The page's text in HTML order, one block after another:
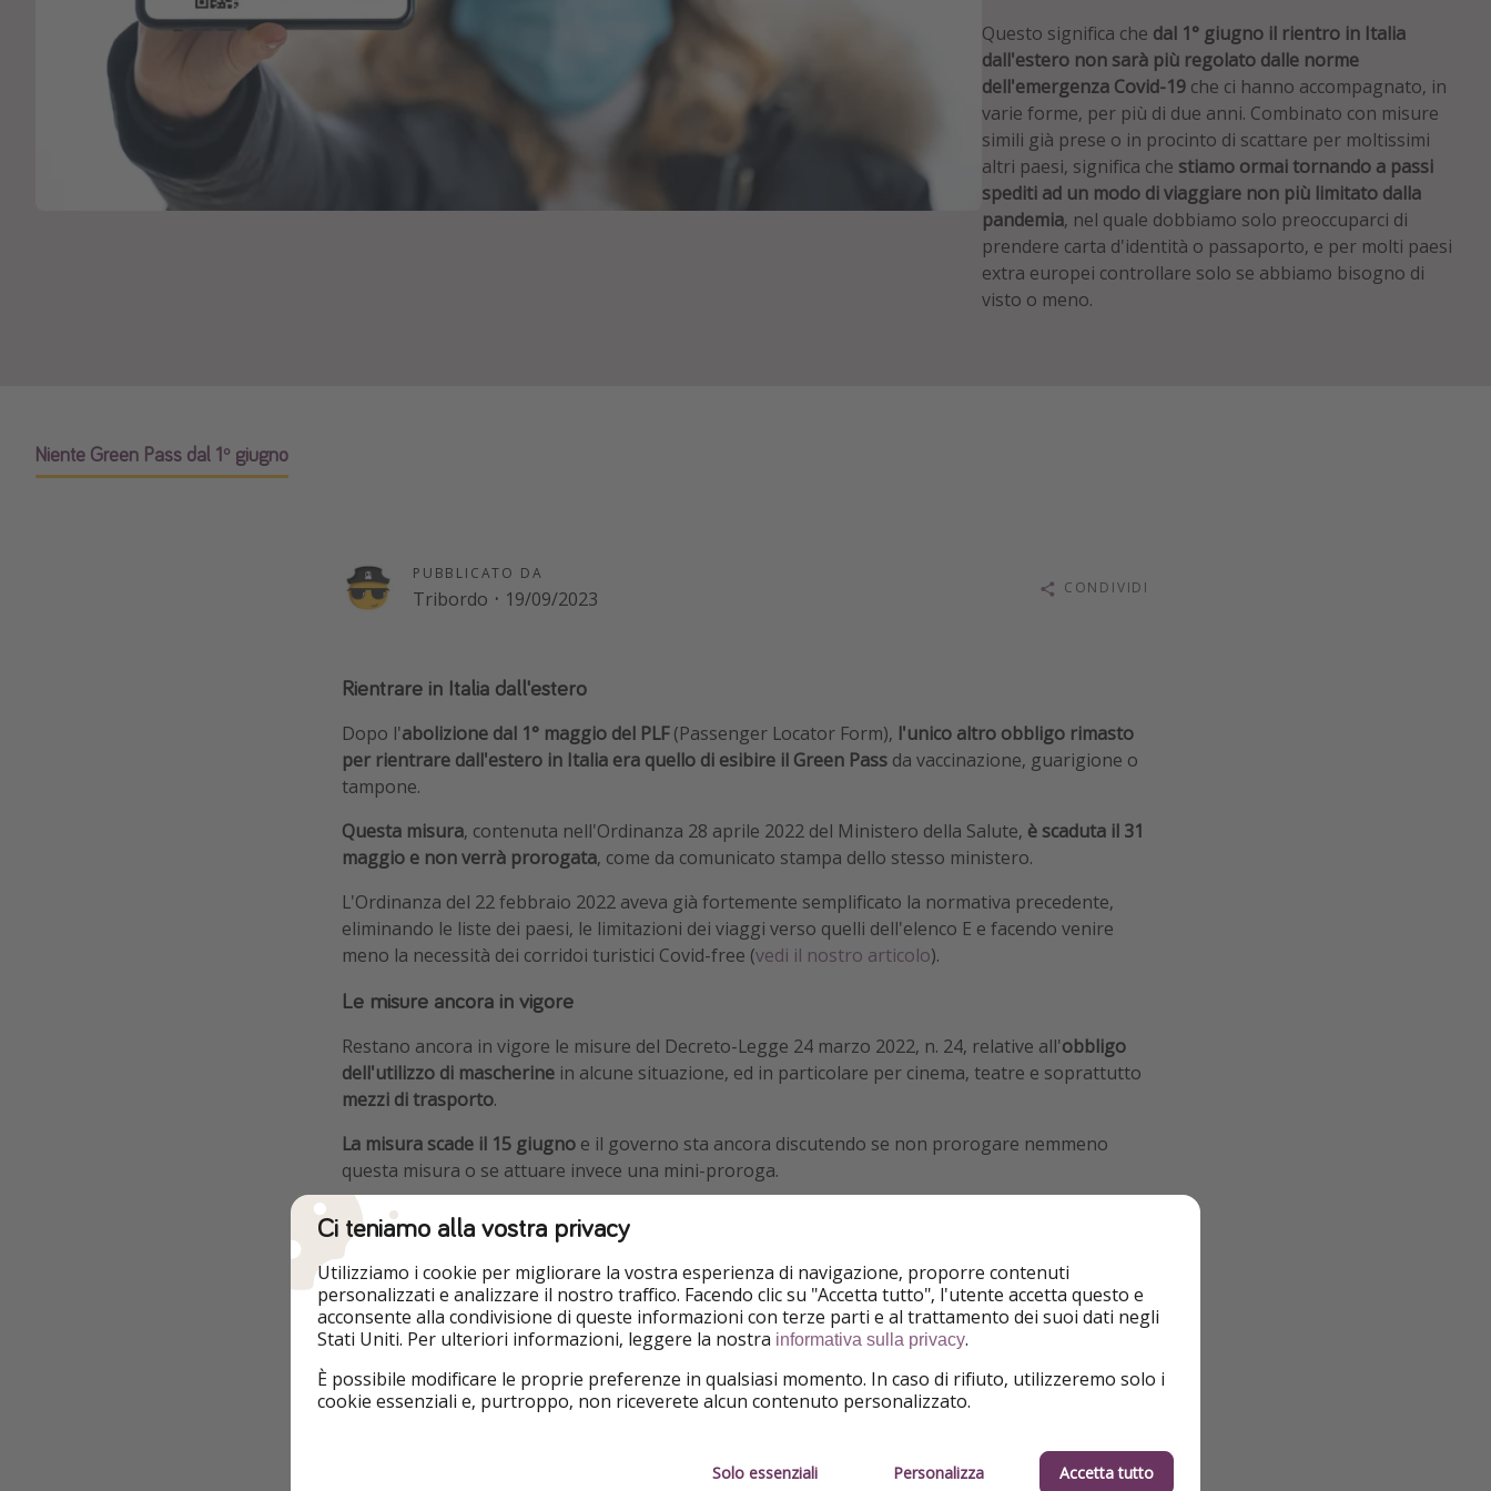
Questo significa che dal 1° giugno il rientro in Italia
dall'estero non sarà più regolato dalle norme
dell'emergenza Covid-19 che ci hanno accompagnato, in
varie forme, per più di due anni. Combinato con misure
simili già prese o in procinto di scattare per moltissimi
altri paesi, significa che stiamo ormai tornando a passi
spediti ad un modo di viaggiare non più limitato dalla
pandemia, nel quale dobbiamo solo preoccuparci di
prendere carta d'identità o passaporto, e per molti paesi
extra europei controllare solo se abbiamo bisogno di
visto o meno.
Niente Green Pass dal 1° giugno
PUBBLICATO DA
Tribordo · 19/09/2023 CONDIVIDI
Rientrare in Italia dall'estero
Dopo l'abolizione dal 1° maggio del PLF(Passenger Locator Form), l'unico altro obbligo rimasto
per rientrare dall'estero in Italia era quello di esibire il Green Pass da vaccinazione, guarigione o
tampone.
Questa misura, contenuta nell'Ordinanza 28 aprile 2022 del Ministero della Salute, è scaduta il 31
maggio e non verrà prorogata, come da comunicato stampa dello stesso ministero.
L'Ordinanza del 22 febbraio 2022 aveva già fortemente semplificato la normativa precedente,
eliminando le liste dei paesi, le limitazioni dei viaggi verso quelli dell'elenco E e facendo venire
meno la necessità dei corridoi turistici Covid-free (vedi il nostro articolo).
Le misure ancora in vigore
Restano ancora in vigore le misure del Decreto-Legge 24 marzo 2022, n. 24, relative all'obbligo
dell'utilizzo di mascherine in alcune situazione, ed in particolare per cinema, teatre e soprattutto
mezzi di trasporto.
La misura scade il 15 giugno e il governo sta ancora discutendo se non prorogare nemmeno
questa misura o se attuare invece una mini-proroga.
Ci teniamo alla vostra privacy
Utilizziamo i cookie per migliorare la vostra esperienza di navigazione, proporre contenuti
personalizzati e analizzare il nostro traffico. Facendo clic su "Accetta tutto", l'utente accetta questo e
acconsente alla condivisione di queste informazioni con terze parti e al trattamento dei suoi dati negli
Stati Uniti. Per ulteriori informazioni, leggere la nostra informativa sulla privacy.
È possibile modificare le proprie preferenze in qualsiasi momento. In caso di rifiuto, utilizzeremo solo i
cookie essenziali e, purtroppo, non riceverete alcun contenuto personalizzato.
Solo essenziali Personalizza Accetta tutto